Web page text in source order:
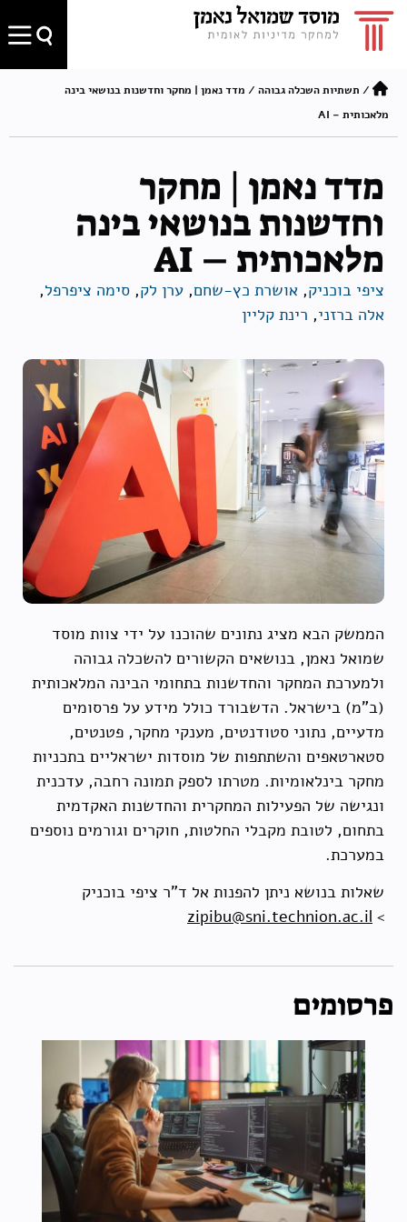
/ תשתיות השכלה גבוהה / מדד נאמן | מחקר וחדשנות בנושאי בינה
מלאכותית – AI
מדד נאמן | מחקר
וחדשנות בנושאי בינה
מלאכותית – AI
ציפי בוכניק, אושרת כץ-שחם, ערן לק, סימה ציפרפל,
אלה ברזני, רינת קליין
הממשק הבא מציג נתונים שהוכנו על ידי צוות מוסד
שמואל נאמן, בנושאים הקשורים להשכלה גבוהה
ולמערכת המחקר והחדשנות בתחומי הבינה המלאכותית
(ב"מ) בישראל. הדשבורד כולל מידע על פרסומים
מדעיים, נתוני סטודנטים, מענקי מחקר, פטנטים,
סטארטאפים והשתתפות של מוסדות ישראליים בתכניות
מחקר בינלאומיות. מטרתו לספק תמונה רחבה, עדכנית
ונגישה של הפעילות המחקרית והחדשנות האקדמית
בתחום, לטובת מקבלי החלטות, חוקרים וגורמים נוספים
במערכת.
שאלות בנושא ניתן להפנות אל ד"ר ציפי בוכניק
>
zipibu@sni.technion.ac.il
פרסומים